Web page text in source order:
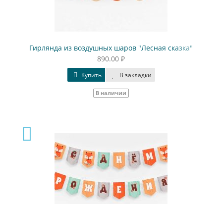
Гирлянда из воздушных шаров "Лесная сказка"
890.00 ₽
Купить В закладки
В наличии